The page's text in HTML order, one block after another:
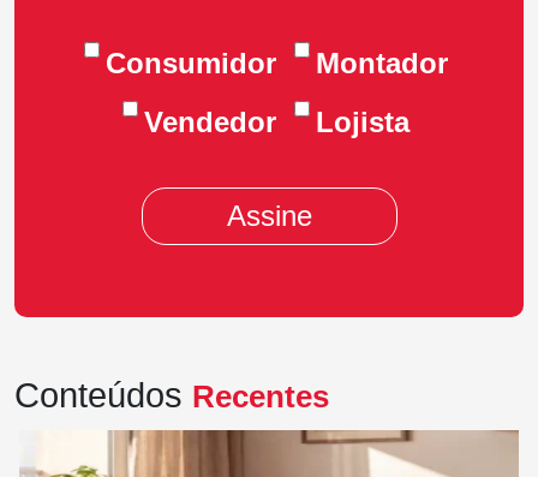
Consumidor
Montador
Vendedor
Lojista
Conteúdos Recentes